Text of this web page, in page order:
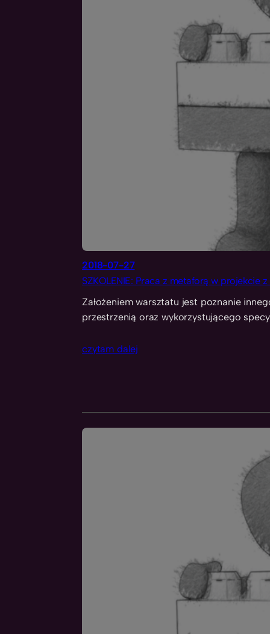
2018-07-27
SZKOLENIE: Praca z metaforą w projekcie
Założeniem warsztatu jest poznanie
przestrzenią oraz wykorzystującego
czytam dalej